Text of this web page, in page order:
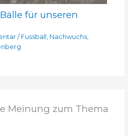
für unseren
/ Fussball Nachwuchs,
Meinung zum Thema